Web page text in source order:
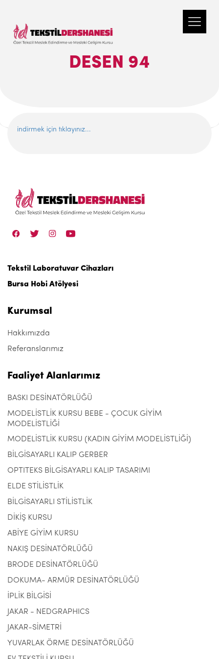
DESEN 94
indirmek için tıklayınız...
Tekstil Laboratuvar Cihazları
Bursa Hobi Atölyesi
Kurumsal
Hakkımızda
Referanslarımız
Faaliyet Alanlarımız
BASKI DESİNATÖRLÜĞÜ
MODELİSTLİK KURSU BEBE - ÇOCUK GİYİM
MODELİSTLİĞİ
MODELİSTLİK KURSU (KADIN GİYİM MODELİSTLİĞİ)
BİLGİSAYARLI KALIP GERBER
OPTITEKS BİLGİSAYARLI KALIP TASARIMI
ELDE STİLİSTLİK
BİLGİSAYARLI STİLİSTLİK
DİKİŞ KURSU
ABİYE GİYİM KURSU
NAKIŞ DESİNATÖRLÜĞÜ
BRODE DESİNATÖRLÜĞÜ
DOKUMA- ARMÜR DESİNATÖRLÜĞÜ
İPLİK BİLGİSİ
JAKAR - NEDGRAPHICS
JAKAR-SİMETRİ
YUVARLAK ÖRME DESİNATÖRLÜĞÜ